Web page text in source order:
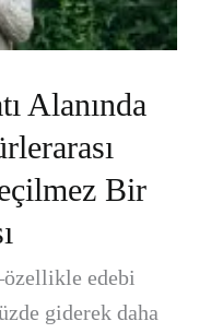
Alanında
Bir
edebi
giderek daha